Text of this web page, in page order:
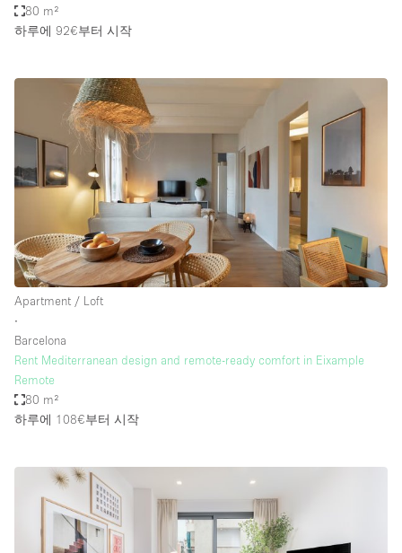
80 m²
하루에 92€부터 시작
Apartment / Loft
∙
Barcelona
Rent Mediterranean design and remote-ready comfort in Eixample
Remote
80 m²
하루에 108€부터 시작